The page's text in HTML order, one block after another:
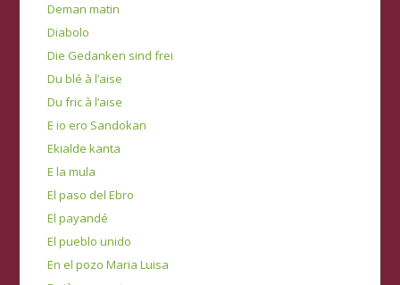
Deman matin
Diabolo
Die Gedanken sind frei
Du blé à l’aise
Du fric à l’aise
E io ero Sandokan
Ekialde kanta
E la mula
El paso del Ebro
El payandé
El pueblo unido
En el pozo Maria Luisa